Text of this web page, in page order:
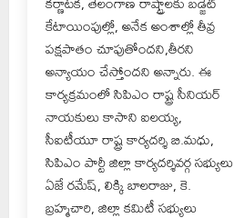
కేటాయింపుల్లో, అనేక అంశాల్లో తీవ్ర
పక్షపాతం చూపుతోందని,తీరని
అన్యాయం చేస్తోందని అన్నారు. ఈ
కార్యక్రమంలో సిపిఎం రాష్ట్ర సీనియర్
నాయకులు కాసాని ఐలయ్య,
సీఐటీయూ రాష్ట్ర కార్యదర్శి బి.మధు,
సిపిఎం పార్టీ జిల్లా కార్యదర్శివర్గ సభ్యులు
ఏజే రమేష్, లిక్కి బాలరాజు, కె.
బ్రహ్మచారి, జిల్లా కమిటీ సభ్యులు